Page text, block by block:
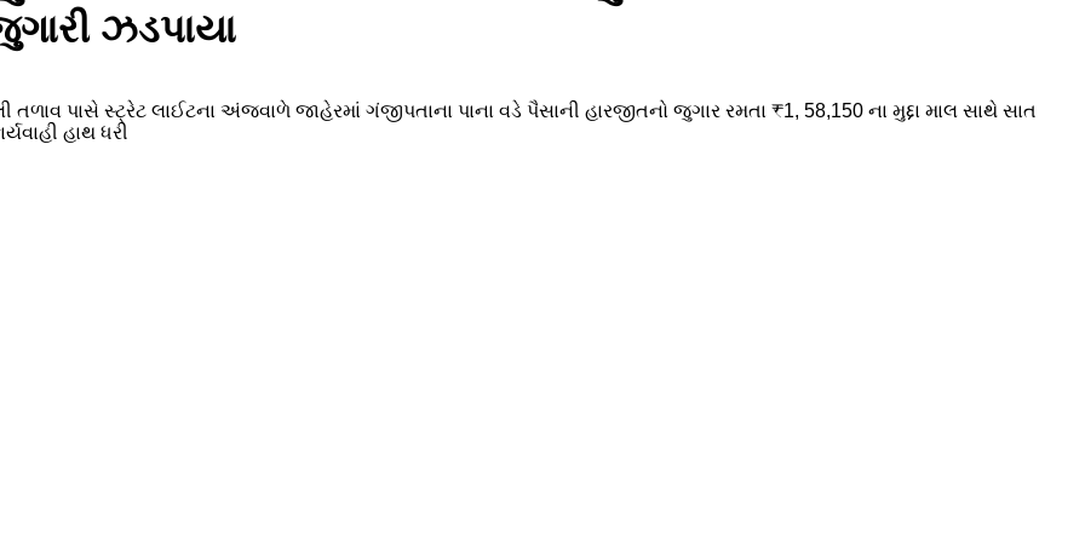
ઝડપાયા
પાસે સ્ટ્રેટ લાઈટના અંજવાળે જાહેરમાં ગંજીપતાના પાના વડે પૈસાની હારજીતનો જુગાર રમતા ₹1, 58,150 ના મુદ્દા માલ સાથે સાત
હાથ ધરી